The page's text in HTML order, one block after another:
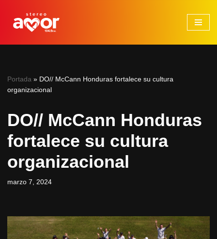
Saltar
Portada » DO// McCann Honduras fortalece su cultura
organizacional
DO// McCann Honduras
fortalece su cultura
organizacional
marzo 7, 2024